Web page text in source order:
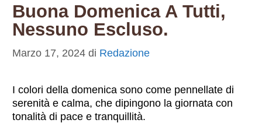
Buona Domenica A Tutti,
Nessuno Escluso.
Marzo 17, 2024 di Redazione
I colori della domenica sono come pennellate di
serenità e calma, che dipingono la giornata con
tonalità di pace e tranquillità.